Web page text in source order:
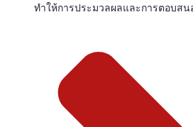
ทำให้การประมวลผลและการตอบสน